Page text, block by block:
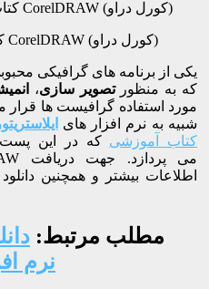
کتاب آموزش نرم افزار گرافیکی CorelDRAW (کورل دراو)
که به منظورتصویر سازی،
مورد استفاده گرافیست ها قرار
شبیه به نرم افزار های
کتاب آموزشی که در این
اطلاعات بیشتر و همچنین
مطلب مرتبط:
نرم